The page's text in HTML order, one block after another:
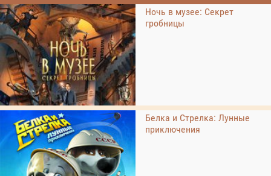
Ночь в музее: Секрет
гробницы
Белка и Стрелка: Лунные
приключения